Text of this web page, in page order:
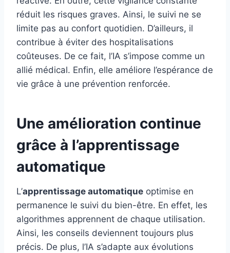
réduit les risques graves. Ainsi, le suivi ne se
limite pas au confort quotidien. D’ailleurs, il
contribue à éviter des hospitalisations
coûteuses. De ce fait, l’IA s’impose comme un
allié médical. Enfin, elle améliore l’espérance de
vie grâce à une prévention renforcée.
Une amélioration continue
grâce à l’apprentissage
automatique
L’apprentissage automatique optimise en
permanence le suivi du bien-être. En effet, les
algorithmes apprennent de chaque utilisation.
Ainsi, les conseils deviennent toujours plus
précis. De plus, l’IA s’adapte aux évolutions